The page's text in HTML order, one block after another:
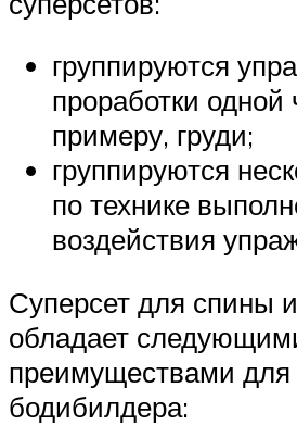
группируются
проработки одной
примеру, груди;
группируются
по технике
воздействия
Суперсет для спины
обладает
преимуществами для
бодибилдера: